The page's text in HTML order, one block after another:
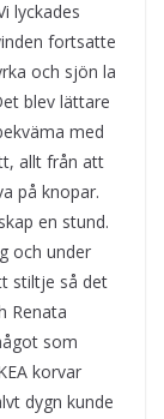
lyckades
fortsatte
och sjön la
blev lättare
med
allt från att
på knopar.
en stund.
och under
stiltje så det
Renata
som
korvar
dygn kunde